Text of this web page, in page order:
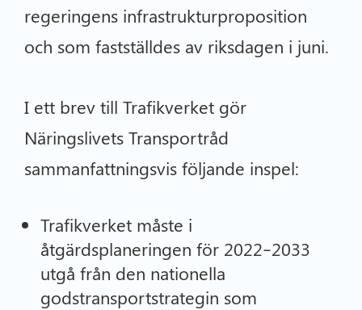
regeringens infrastrukturproposition
och som fastställdes av riksdagen i juni.
I ett brev till Trafikverket gör
Näringslivets Transportråd
sammanfattningsvis följande inspel:
Trafikverket måste i
åtgärdsplaneringen för 2022–2033
utgå från den nationella
godstransportstrategin som